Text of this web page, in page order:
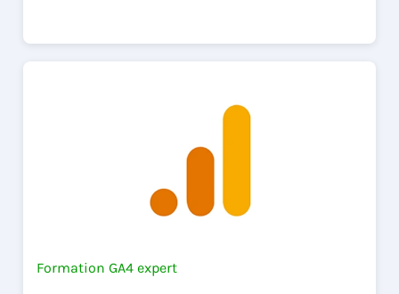
Formation GA4 expert